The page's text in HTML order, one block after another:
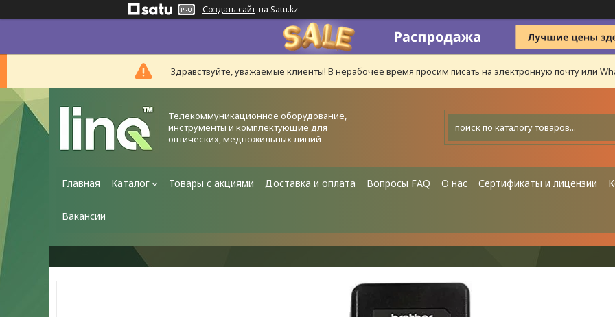
Создать сайт на Satu.kz
Здравствуйте, уважаемые клиенты! В нерабочее время просим писать на электронную почту или
Телекоммуникационное оборудование,
инструменты и комплектующие для
оптических, медножильных линий
Главная Каталог Товары с акциями Доставка и оплата Вопросы FAQ О нас Сертификаты и лицензии
Вакансии